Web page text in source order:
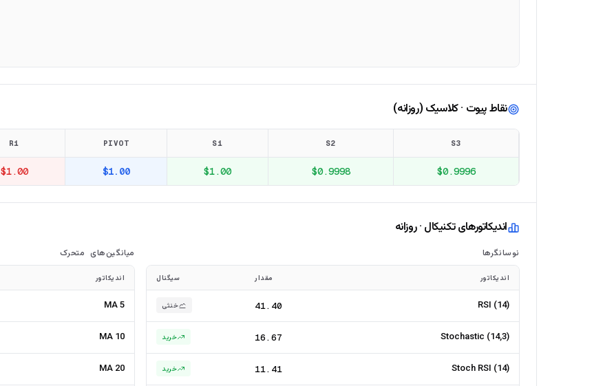
نقاط پیوت · کلاسیک (روزانه)
S3
S2
S1
PIVOT
R1
$0.9996
$0.9998
$1.00
$1.00
$1.00
اندیکاتورهای تکنیکال · روزانه
نوسانگرها
اندیکاتور مقدار سیگنال
RSI (14)
41.40 خنثی
Stochastic (14,3)
16.67 خرید
Stoch RSI (14)
11.41 خرید
میانگین‌های متحرک
اندیکاتور
MA 5
MA 10
MA 20